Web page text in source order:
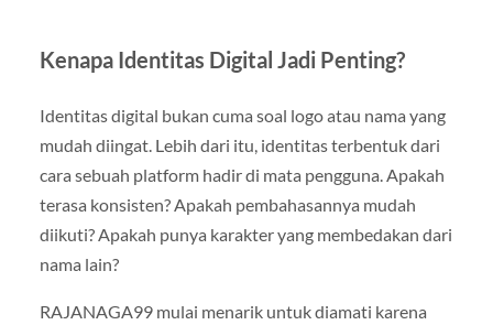
Kenapa Identitas Digital Jadi Penting?
Identitas digital bukan cuma soal logo atau nama yang
mudah diingat. Lebih dari itu, identitas terbentuk dari
cara sebuah platform hadir di mata pengguna. Apakah
terasa konsisten? Apakah pembahasannya mudah
diikuti? Apakah punya karakter yang membedakan dari
nama lain?
RAJANAGA99 mulai menarik untuk diamati karena